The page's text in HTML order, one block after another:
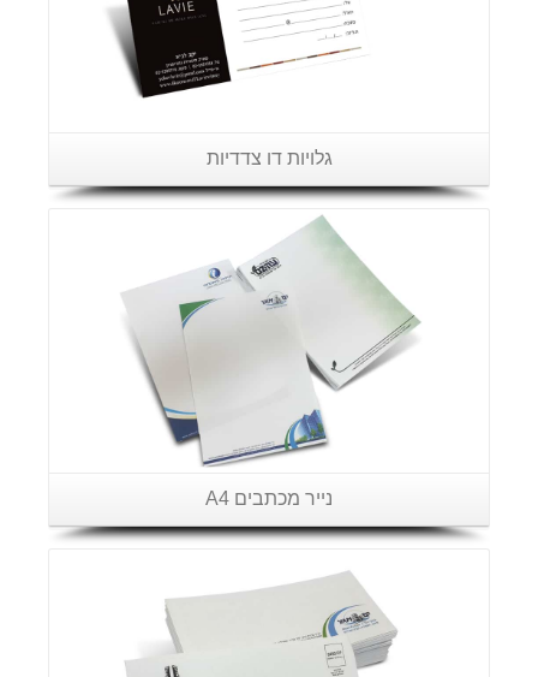
גלויות דו צדדיות
פרטים נוספים
נייר מכתבים A4